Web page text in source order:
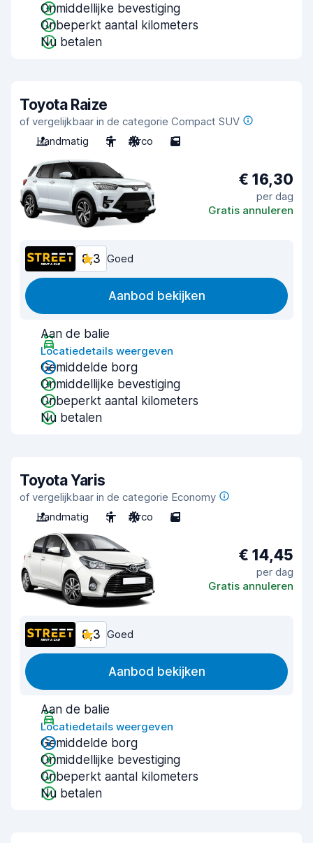
Onmiddellijke bevestiging
Onbeperkt aantal kilometers
Nu betalen
Toyota Raize
of vergelijkbaar in de categorie Compact SUV
Handmatig
5 Airco 5
€ 16,30
per dag
Gratis annuleren
8,3 Goed
Aanbod bekijken
Aan de balie
Locatiedetails weergeven
Gemiddelde borg
Onmiddellijke bevestiging
Onbeperkt aantal kilometers
Nu betalen
Toyota Yaris
of vergelijkbaar in de categorie Economy
Handmatig
5 Airco 5
€ 14,45
per dag
Gratis annuleren
8,3 Goed
Aanbod bekijken
Aan de balie
Locatiedetails weergeven
Gemiddelde borg
Onmiddellijke bevestiging
Onbeperkt aantal kilometers
Nu betalen